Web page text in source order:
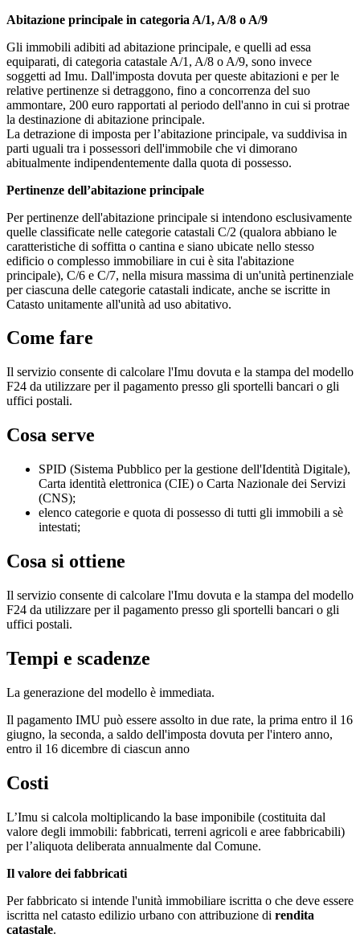
Abitazione principale in categoria A/1, A/8 o A/9
Gli immobili adibiti ad abitazione principale, e quelli ad essa
equiparati, di categoria catastale A/1, A/8 o A/9, sono invece
soggetti ad Imu. Dall'imposta dovuta per queste abitazioni e per le
relative pertinenze si detraggono, fino a concorrenza del suo
ammontare, 200 euro rapportati al periodo dell'anno in cui si protrae
la destinazione di abitazione principale.
La detrazione di imposta per l’abitazione principale, va suddivisa in
parti uguali tra i possessori dell'immobile che vi dimorano
abitualmente indipendentemente dalla quota di possesso.
Pertinenze dell’abitazione principale
Per pertinenze dell'abitazione principale si intendono esclusivamente
quelle classificate nelle categorie catastali C/2 (qualora abbiano le
caratteristiche di soffitta o cantina e siano ubicate nello stesso
edificio o complesso immobiliare in cui è sita l'abitazione
principale), C/6 e C/7, nella misura massima di un'unità pertinenziale
per ciascuna delle categorie catastali indicate, anche se iscritte in
Catasto unitamente all'unità ad uso abitativo.
Come fare
Il servizio consente di calcolare l'Imu dovuta e la stampa del modello
F24 da utilizzare per il pagamento presso gli sportelli bancari o gli
uffici postali.
Cosa serve
SPID (Sistema Pubblico per la gestione dell'Identità Digitale),
Carta identità elettronica (CIE) o Carta Nazionale dei Servizi
(CNS);
elenco categorie e quota di possesso di tutti gli immobili a sè
intestati;
Cosa si ottiene
Il servizio consente di calcolare l'Imu dovuta e la stampa del modello
F24 da utilizzare per il pagamento presso gli sportelli bancari o gli
uffici postali.
Tempi e scadenze
La generazione del modello è immediata.
Il pagamento IMU può essere assolto in due rate, la prima entro il 16
giugno, la seconda, a saldo dell'imposta dovuta per l'intero anno,
entro il 16 dicembre di ciascun anno
Costi
L’Imu si calcola moltiplicando la base imponibile (costituita dal
valore degli immobili: fabbricati, terreni agricoli e aree fabbricabili)
per l’aliquota deliberata annualmente dal Comune.
Il valore dei fabbricati
Per fabbricato si intende l'unità immobiliare iscritta o che deve essere
iscritta nel catasto edilizio urbano con attribuzione di rendita
catastale.